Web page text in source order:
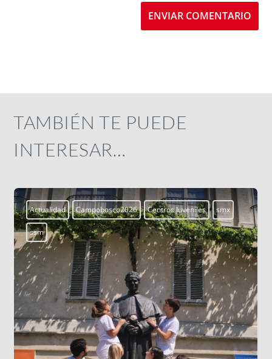
ENVIAR COMENTARIO
TAMBIÉN TE PUEDE
INTERESAR…
Aprendiendo a vivir Blogs